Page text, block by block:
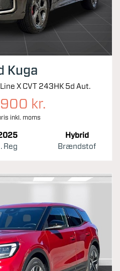
Kuga
X CVT 243HK 5d Aut.
kr.
inkl. moms
Reg
Hybrid
Brændstof